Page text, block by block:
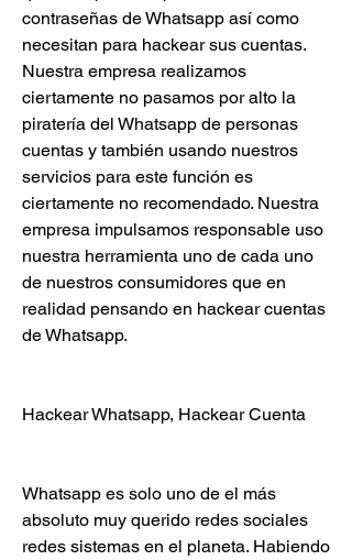
contraseñas de Whatsapp así como
necesitan para hackear sus cuentas.
Nuestra empresa realizamos
ciertamente no pasamos por alto la
piratería del Whatsapp de personas
cuentas y también usando nuestros
servicios para este función es
ciertamente no recomendado. Nuestra
empresa impulsamos responsable uso
nuestra herramienta uno de cada uno
de nuestros consumidores que en
realidad pensando en hackear cuentas
de Whatsapp.
Hackear Whatsapp, Hackear Cuenta
Whatsapp es solo uno de el más
absoluto muy querido redes sociales
redes sistemas en el planeta. Habiendo